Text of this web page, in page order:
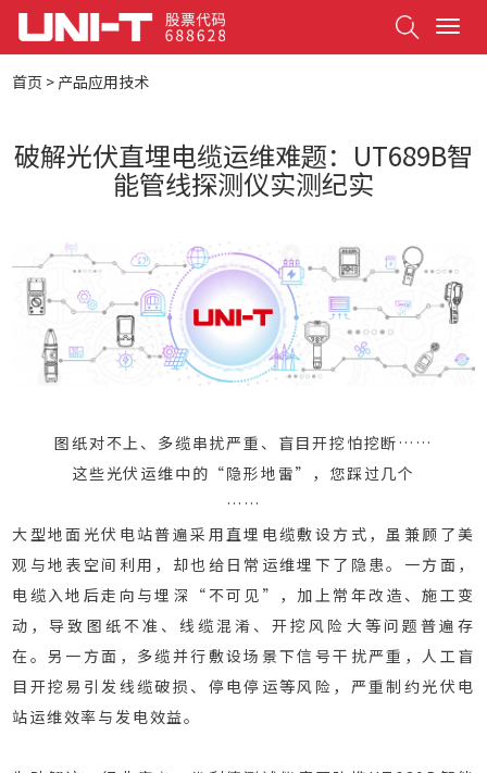
T
o
n
a
t
i
n
首页 > 产品应用技术
破解光伏直埋电缆运维难题：UT689B智
能管线探测仪实测纪实
图纸对不上、多缆串扰严重、盲目开挖怕挖断……
这些光伏运维中的“隐形地雷”，您踩过几个
……
大型地面光伏电站普遍采用直埋电缆敷设方式，虽兼顾了美
观与地表空间利用，却也给日常运维埋下了隐患。一方面，
电缆入地后走向与埋深“不可见”，加上常年改造、施工变
动，导致图纸不准、线缆混淆、开挖风险大等问题普遍存
在。另一方面，多缆并行敷设场景下信号干扰严重，人工盲
目开挖易引发线缆破损、停电停运等风险，严重制约光伏电
站运维效率与发电效益。